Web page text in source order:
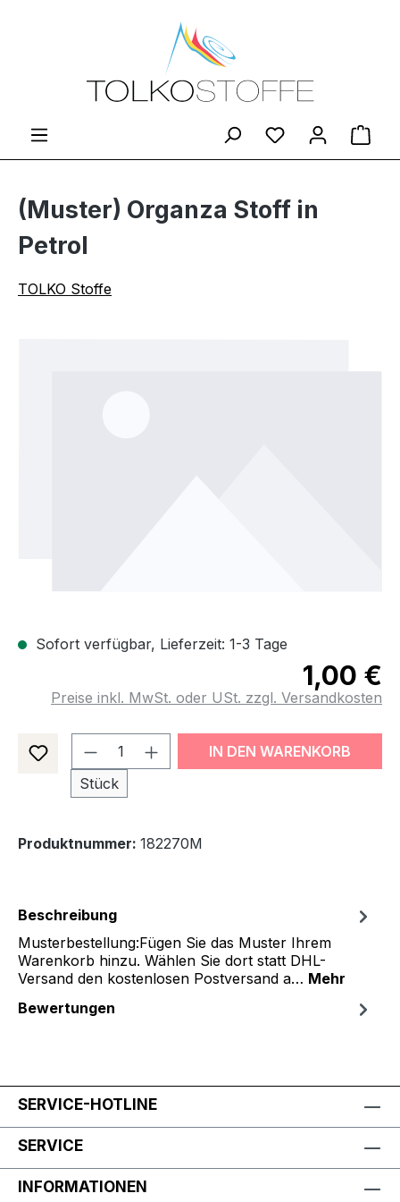
Zum Hauptinhalt springen
Du hast 0
(Muster) Organza Stoff in
Petrol
TOLKO Stoffe
Sofort verfügbar, Lieferzeit: 1-3 Tage
1,00 €
Preise inkl. MwSt. oder USt. zzgl. Versandkosten
Produkt Anzahl: Gib den
Stück
IN DEN WARENKORB
Produktnummer: 182270M
Beschreibung
Musterbestellung:Fügen Sie das Muster Ihrem
Warenkorb hinzu. Wählen Sie dort statt DHL-
Versand den kostenlosen Postversand a… Mehr
Bewertungen
SERVICE-HOTLINE
SERVICE
INFORMATIONEN